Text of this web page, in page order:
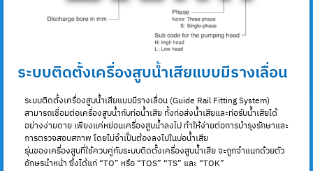
ระบบติดตั้งเครื่องสูบน้ำเสียแบบมีรางเลื่อน
ระบบติดตั้งเครื่องสูบน้ำเสียแบบมีรางเลื่อน (Guide Rail Fitting System)
สามารถเชื่อมต่อเครื่องสูบน้ำกับท่อน้ำเสีย ทั้งท่อส่งน้ำเสียและท่อรับน้ำเสียได้
อย่างง่ายดาย เพียงแค่หย่อนเครื่องสูบน้ำลงไป ทำให้ง่ายต่อการบำรุงรักษาและ
การตรวจสอบสภาพ โดยไม่จำเป็นต้องลงไปในบ่อน้ำเสีย
รุ่นของเครื่องสูบที่ใช้ควบคู่กับระบบติดตั้งเครื่องสูบน้ำเสีย จะถูกจำแนกด้วยตัว
อักษรนำหน้า ซึ่งได้แก่ “TO” หรือ “TOS” “TS” และ “TOK”